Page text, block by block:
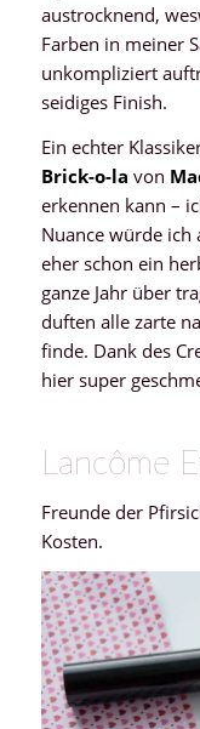
austrocknend,
Farben in meiner
unkompliziert
seidiges Finish.
Ein echter
Brick-o-la von
erkennen kann –
Nuance würde ich
eher schon ein
ganze Jahr über
duften alle zarte
finde. Dank des
hier super
Lancôme
Freunde der
Kosten.